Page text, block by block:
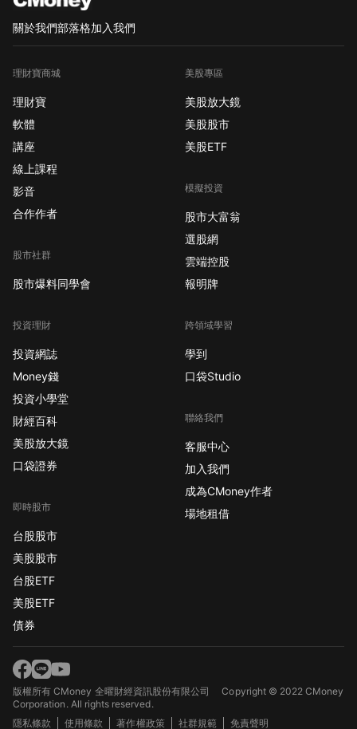
關於我們部落格加入我們
理財寶商城
理財寶
軟體
講座
線上課程
影音
合作作者
股市社群
股市爆料同學會
投資理財
投資網誌
Money錢
投資小學堂
財經百科
美股放大鏡
口袋證券
即時股市
台股股市
美股股市
台股ETF
美股ETF
債券
美股專區
美股放大鏡
美股股市
美股ETF
模擬投資
股市大富翁
選股網
雲端控股
報明牌
跨領域學習
學到
口袋Studio
聯絡我們
客服中心
加入我們
成為CMoney作者
場地租借
版權所有 CMoney 全曜財經資訊股份有限公司Copyright © 2022 CMoney
Corporation. All rights reserved.
隱私條款
使用條款 著作權政策 社群規範 免責聲明